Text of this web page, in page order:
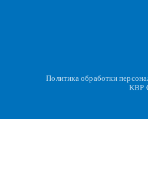
Политика обработки
KBP